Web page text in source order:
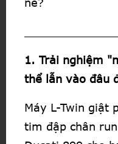
1. Trải nghiệm
thể lẫn vào đâu
Máy L-Twin giật
tim đập chân